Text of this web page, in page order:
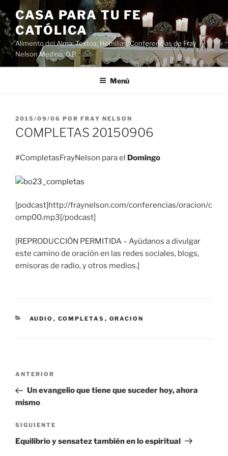
Saltar
al
contenido
CASA PARA TU FE
CATÓLICA
Alimento del Alma: Textos, Homilias, Conferencias de Fray
Nelson Medina, O.P.
Menú
PUBLICADO
EL
2015/09/06 POR FRAY NELSON
COMPLETAS 20150906
#CompletasFrayNelson para el Domingo
[podcast]http://fraynelson.com/conferencias/oracion/c
omp00.mp3[/podcast]
[REPRODUCCIÓN PERMITIDA – Ayúdanos a divulgar
este camino de oración en las redes sociales, blogs,
emisoras de radio, y otros medios.]
CATEGORÍAS
AUDIO , COMPLETAS , ORACION
Navegación
entradas
Entrada
anterior:
ANTERIOR
Un evangelio que tiene que suceder hoy, ahora
mismo
Siguiente
entrada
SIGUIENTE
Equilibrio y sensatez también en lo espiritual